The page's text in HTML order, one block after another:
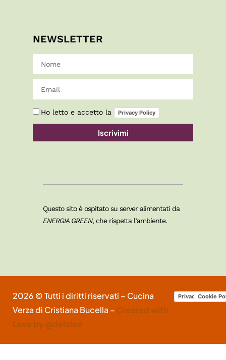
NEWSLETTER
Ho letto e accetto la Privacy Policy
Iscrivimi
Questo sito è ospitato su server alimentati da
ENERGIA GREEN, che rispetta l’ambiente.
2026 © Tutti i diritti riservati – Cucina
Verza di Cristiana Bucella – Created with
Love by @deloled
Privacy Policy
Cookie